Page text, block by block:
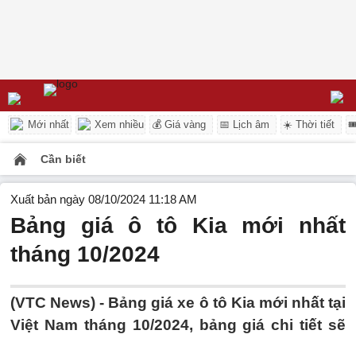
Mới nhất Xem nhiều 💰 Giá vàng 📅 Lịch âm ☀️ Thời tiết
Cần biết
Xuất bản ngày 08/10/2024 11:18 AM
Bảng giá ô tô Kia mới nhất
tháng 10/2024
(VTC News) - Bảng giá xe ô tô Kia mới nhất tại
Việt Nam tháng 10/2024, bảng giá chi tiết sẽ